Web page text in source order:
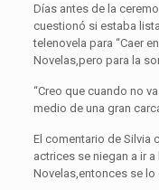
Días antes de la
cuestionó si estaba
telenovela para “Caer
Novelas,pero para la
“Creo que cuando no
medio de una gran
El comentario de Silvia
actrices se niegan a ir
Novelas,entonces se lo